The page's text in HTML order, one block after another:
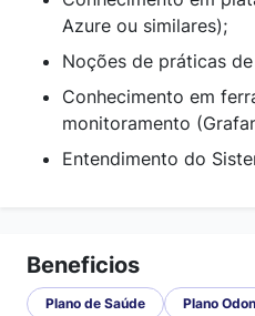
Azure ou similares);
Noções de práticas
Conhecimento em
monitoramento
Entendimento do
Beneficios
Plano de Saúde Plano